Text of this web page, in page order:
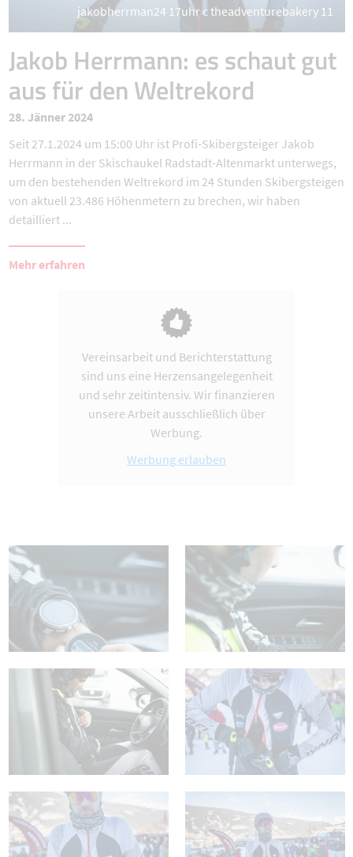
jakobherrman24 17uhr c theadventurebakery 11
Jakob Herrmann: es schaut gut
aus für den Weltrekord
28. Jänner 2024
Seit 27.1.2024 um 15:00 Uhr ist Profi-Skibergsteiger Jakob
Herrmann in der Skischaukel Radstadt-Altenmarkt unterwegs,
um den bestehenden Weltrekord im 24 Stunden Skibergsteigen
von aktuell 23.486 Höhenmetern zu brechen, wir haben
detailliert ...
Mehr erfahren
Vereinsarbeit und Berichterstattung
sind uns eine Herzensangelegenheit
und sehr zeitintensiv. Wir finanzieren
unsere Arbeit ausschließlich über
Werbung.
Werbung erlauben